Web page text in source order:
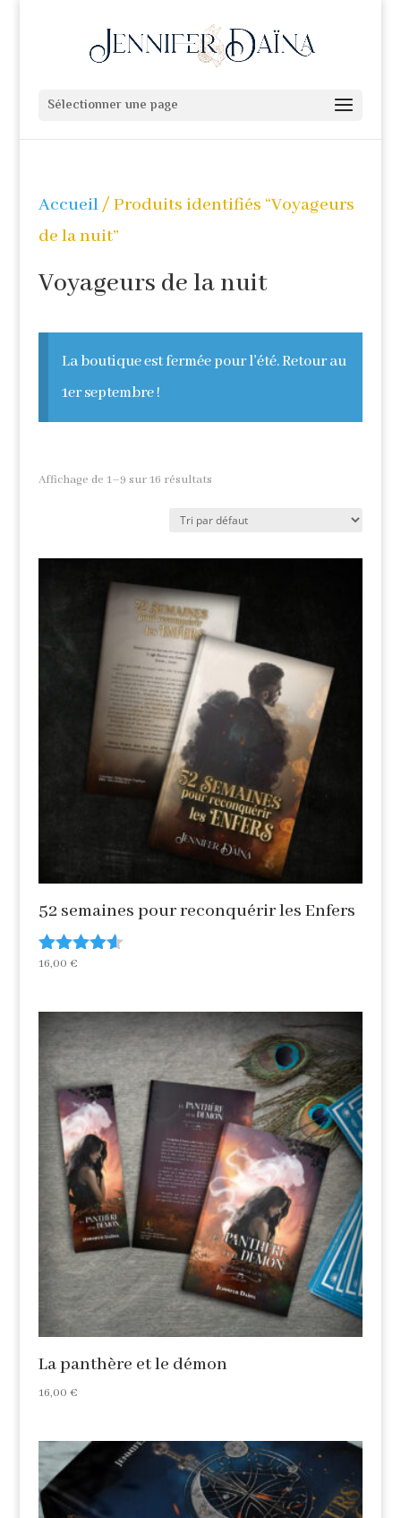
Sélectionner une page
Accueil/ Produits identifiés “Voyageurs
de la nuit”
Voyageurs de la nuit
La boutique est fermée pour l'été. Retour au
1er septembre !
Affichage de 1–9 sur 16 résultats
52 semaines pour reconquérir les Enfers
Note
16,00 €
La panthère et le démon
16,00 €